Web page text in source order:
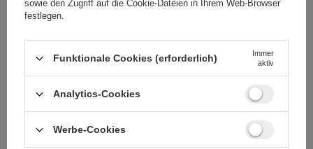
Fragen?
und wir werden
umgehend antworten
sowie den Zugriff auf die Cookie-Dateien in Ihrem Web-Browser
festlegen.
Funktionale Cookies (erforderlich)
Immer
aktiv
Analytics-Cookies
Werbe-Cookies